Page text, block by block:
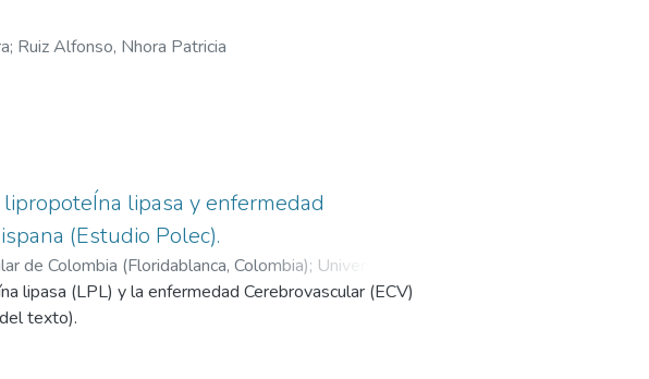
; Ruiz Alfonso, Nhora Patricia
lipasa y enfermedad
(Estudio Polec).
de Colombia (Floridablanca, Colombia); Universidad
Neurovasculares de la Fundación Cardiovascular
UIS
lipasa (LPL) y la enfermedad Cerebrovascular (ECV)
texto).